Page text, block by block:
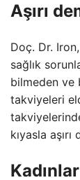
Aşırı
Doç. Dr.
sağlık
bilmeden ve
takviyeleri
kıyasla